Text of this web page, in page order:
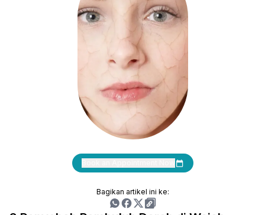
Bagikan artikel ini ke: